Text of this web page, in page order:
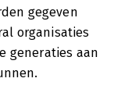
gegeven
organisaties
generaties aan